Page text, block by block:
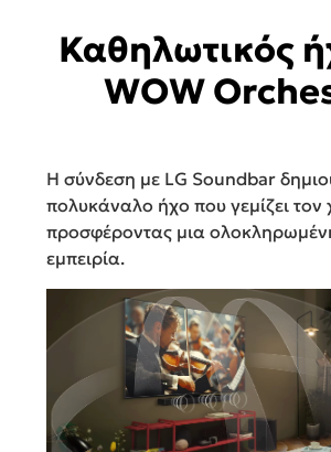
Καθηλωτικός
WOW
Η σύνδεση με LG Soundbar
πολυκάναλο ήχο που γεμίζει
προσφέροντας μια
εμπειρία.